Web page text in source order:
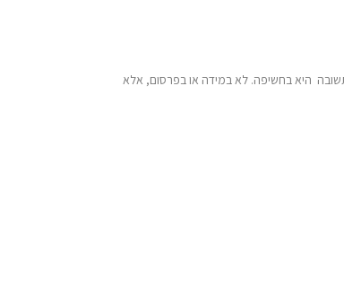
היא בחשיפה. לא במידה או בפרסום, אלא